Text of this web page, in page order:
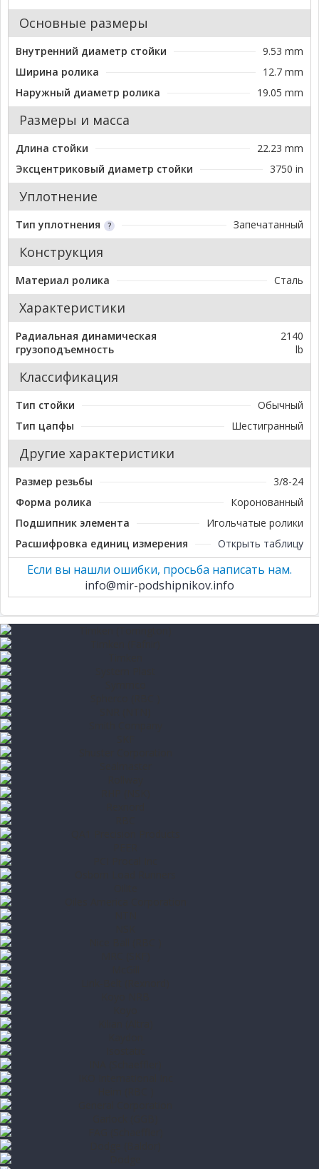
Основные размеры
Внутренний диаметр стойки
9.53 mm
Ширина ролика
12.7 mm
Наружный диаметр ролика
19.05 mm
Размеры и масса
Длина стойки
22.23 mm
Эксцентриковый диаметр стойки
3750 in
Уплотнение
Тип уплотнения Запечатанный
Конструкция
Материал ролика Сталь
Характеристики
Радиальная динамическая
грузоподъемность
2140
lb
Классификация
Тип стойки
Обычный
Тип цапфы
Шестигранный
Другие характеристики
Размер резьбы
3/8-24
Форма ролика
Коронованный
Подшипник элемента
Игольчатые ролики
Расшифровка единиц измерения
Открыть таблицу
Если вы нашли ошибки, просьба написать нам.
info@mir-podshipnikov.info